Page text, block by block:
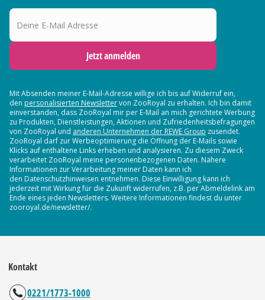
Deine E-Mail Adresse
Jetzt anmelden
Mit Absenden meiner E-Mail-Adresse willige ich bis auf Widerruf ein,
den personalisierten Newslettervon ZooRoyal zu erhalten. Ich bin damit
einverstanden, dass ZooRoyal mir per E-Mail an mich gerichtete Werbung
zu Produkten, Dienstleistungen, Aktionen und Zufriedenheitsbefragungen
von ZooRoyal und anderen Unternehmen der REWE Group zusendet.
ZooRoyal darf zur Werbeoptimierung die Öffnung der E-Mails sowie
Klicks auf enthaltene Links erheben und analysieren. Zu diesem Zweck
verarbeitet ZooRoyal meine personenbezogenen Daten. Nähere
Informationen zur Verarbeitung meiner Daten kann ich
den Datenschutzhinweisen entnehmen. Diese Einwilligung kann ich
jederzeit mit Wirkung für die Zukunft widerrufen, z.B. per Abmeldelink am
Ende eines jeden Newsletters. Weitere Informationen findest du unter
zooroyal.de/newsletter/.
Kontakt
0221/1773-1000